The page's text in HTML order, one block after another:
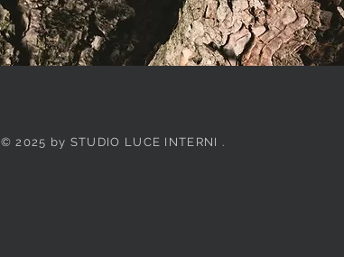
© 2025 by STUDIO LUCE INTERNI .